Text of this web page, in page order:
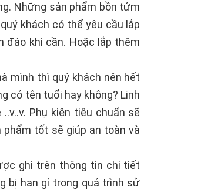
Những sản phẩm bồn tứm
khách có thể yêu cầu lắp
khi cần. Hoặc lắp thêm
mình thì quý khách nên hết
có tên tuổi hay không? Linh
Phụ kiện tiêu chuẩn sẽ
tốt sẽ giúp an toàn và
ghi trên thông tin chi tiết
bị han gỉ trong quá trình sử